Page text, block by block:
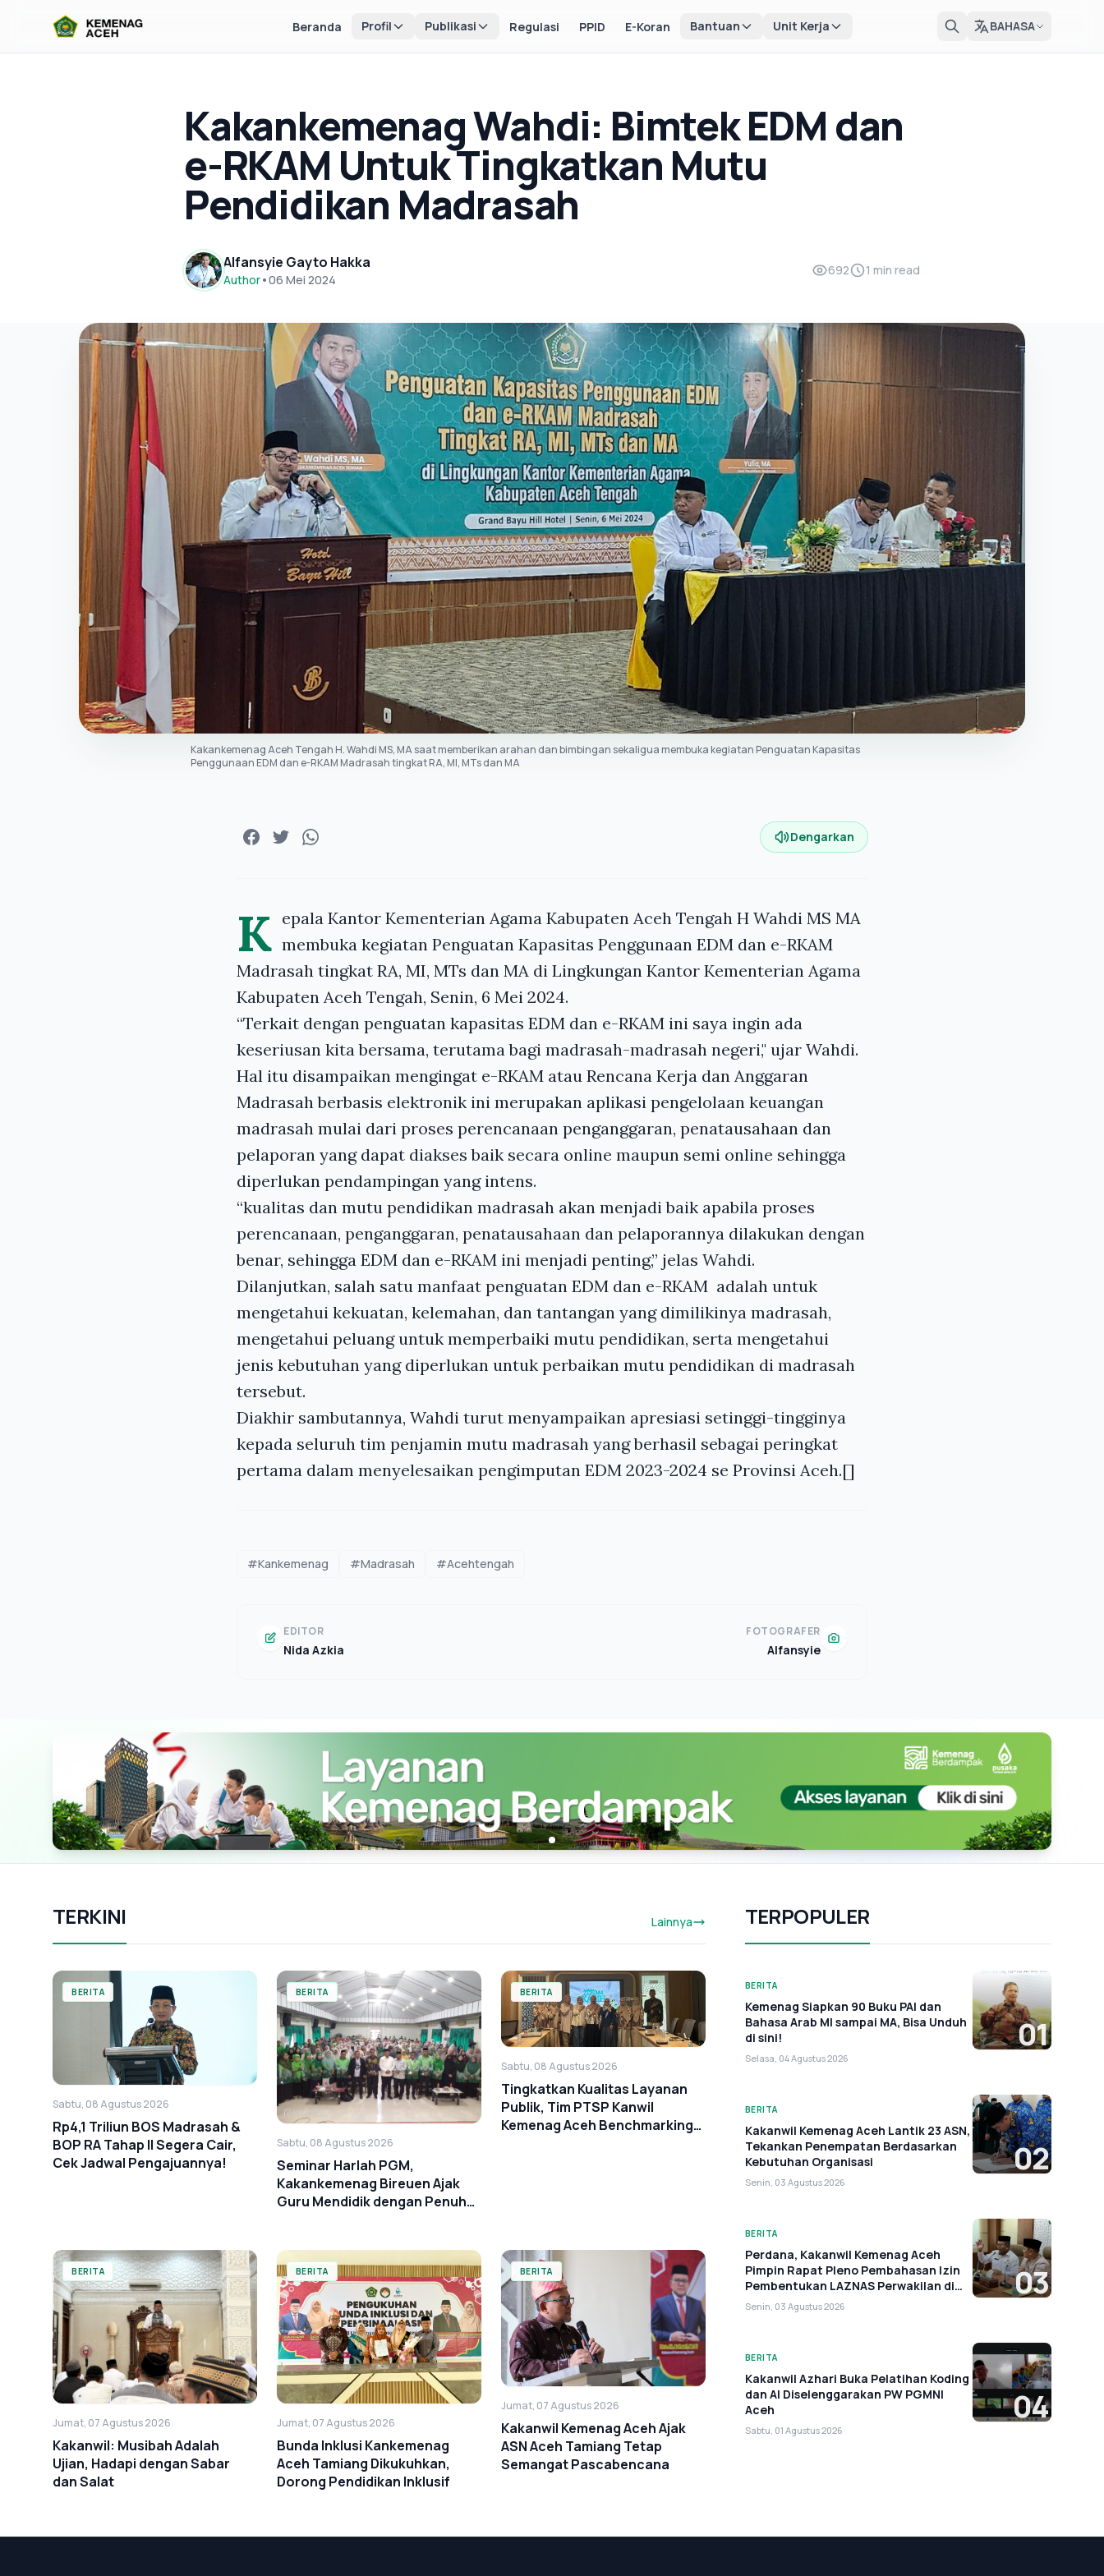
Beranda Profil Publikasi Regulasi PPID E-Koran Bantuan Unit Kerja BAHASA
Kakankemenag Wahdi: Bimtek EDM dan
e-RKAM Untuk Tingkatkan Mutu
Pendidikan Madrasah
Alfansyie Gayto Hakka
Author•06 Mei 2024
692 1 min read
Kakankemenag Aceh Tengah H. Wahdi MS, MA saat memberikan arahan dan bimbingan sekaligua membuka kegiatan Penguatan Kapasitas
Penggunaan EDM dan e-RKAM Madrasah tingkat RA, MI, MTs dan MA
Dengarkan
K epala Kantor Kementerian Agama Kabupaten Aceh Tengah H Wahdi MS MA
membuka kegiatan Penguatan Kapasitas Penggunaan EDM dan e-RKAM
Madrasah tingkat RA, MI, MTs dan MA di Lingkungan Kantor Kementerian Agama
Kabupaten Aceh Tengah, Senin, 6 Mei 2024.
“Terkait dengan penguatan kapasitas EDM dan e-RKAM ini saya ingin ada
keseriusan kita bersama, terutama bagi madrasah-madrasah negeri," ujar Wahdi.
Hal itu disampaikan mengingat e-RKAM atau Rencana Kerja dan Anggaran
Madrasah berbasis elektronik ini merupakan aplikasi pengelolaan keuangan
madrasah mulai dari proses perencanaan penganggaran, penatausahaan dan
pelaporan yang dapat diakses baik secara online maupun semi online sehingga
diperlukan pendampingan yang intens.
“kualitas dan mutu pendidikan madrasah akan menjadi baik apabila proses
perencanaan, penganggaran, penatausahaan dan pelaporannya dilakukan dengan
benar, sehingga EDM dan e-RKAM ini menjadi penting,” jelas Wahdi.
Dilanjutkan, salah satu manfaat penguatan EDM dan e-RKAM adalah untuk
mengetahui kekuatan, kelemahan, dan tantangan yang dimilikinya madrasah,
mengetahui peluang untuk memperbaiki mutu pendidikan, serta mengetahui
jenis kebutuhan yang diperlukan untuk perbaikan mutu pendidikan di madrasah
tersebut.
Diakhir sambutannya, Wahdi turut menyampaikan apresiasi setinggi-tingginya
kepada seluruh tim penjamin mutu madrasah yang berhasil sebagai peringkat
pertama dalam menyelesaikan pengimputan EDM 2023-2024 se Provinsi Aceh.[]
#Kankemenag #Madrasah #Acehtengah
EDITOR
Nida Azkia
FOTOGRAFER
Alfansyie
TERKINI Lainnya
BERITA
Sabtu, 08 Agustus 2026
Rp4,1 Triliun BOS Madrasah &
BOP RA Tahap II Segera Cair,
Cek Jadwal Pengajuannya!
BERITA
Sabtu, 08 Agustus 2026
Seminar Harlah PGM,
Kakankemenag Bireuen Ajak
Guru Mendidik dengan Penuh
BERITA
Sabtu, 08 Agustus 2026
Tingkatkan Kualitas Layanan
Publik, Tim PTSP Kanwil
Kemenag Aceh Benchmarking
BERITA
Jumat, 07 Agustus 2026
Kakanwil: Musibah Adalah
Ujian, Hadapi dengan Sabar
dan Salat
BERITA
Jumat, 07 Agustus 2026
Bunda Inklusi Kankemenag
Aceh Tamiang Dikukuhkan,
Dorong Pendidikan Inklusif
BERITA
Jumat, 07 Agustus 2026
Kakanwil Kemenag Aceh Ajak
ASN Aceh Tamiang Tetap
Semangat Pascabencana
TERPOPULER
BERITA
Kemenag Siapkan 90 Buku PAI dan
Bahasa Arab MI sampai MA, Bisa Unduh
di sini!
Selasa, 04 Agustus 2026
01
BERITA
Kakanwil Kemenag Aceh Lantik 23 ASN,
Tekankan Penempatan Berdasarkan
Kebutuhan Organisasi
Senin, 03 Agustus 2026
02
BERITA
Perdana, Kakanwil Kemenag Aceh
Pimpin Rapat Pleno Pembahasan Izin
Pembentukan LAZNAS Perwakilan di
Aceh
Senin, 03 Agustus 2026
03
BERITA
Kakanwil Azhari Buka Pelatihan Koding
dan AI Diselenggarakan PW PGMNI
Aceh
Sabtu, 01 Agustus 2026
04